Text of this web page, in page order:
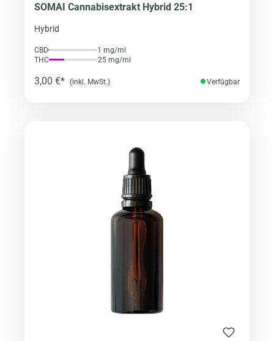
SOMAI Cannabisextrakt Hybrid 25:1
Hybrid
CBD
1 mg/ml
THC
25 mg/ml
3,00 €* (inkl. MwSt.) Verfügbar